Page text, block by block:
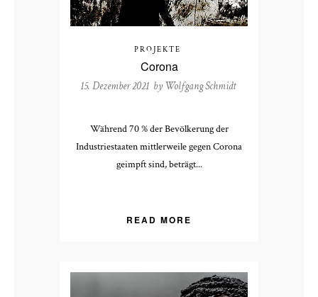
PROJEKTE
Corona
15. Dezember 2021 by Wolfgang Schmidt
Während 70 % der Bevölkerung der
Industriestaaten mittlerweile gegen Corona
geimpft sind, beträgt...
READ MORE